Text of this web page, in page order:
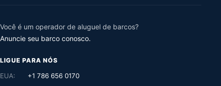
Você é um operador de aluguel de barcos?
Anuncie seu barco conosco.
LIGUE PARA NÓS
EUA:
+1 786 656 0170